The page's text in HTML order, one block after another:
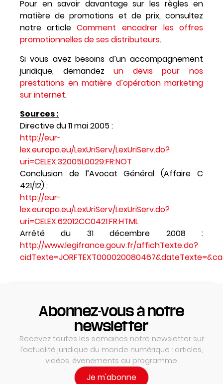
Pour en savoir davantage sur les règles en
matière de promotions et de prix, consultez
notre articleComment encadrer les offres
promotionnelles de ses distributeurs.
Si vous avez besoins d’un accompagnement
juridique, demandezun devis pour nos
prestations en matière d’opération marketing
sur internet.
Sources :
Directive du 11 mai 2005 :
http://eur-
lex.europa.eu/LexUriServ/LexUriServ.do?
uri=CELEX:32005L0029:FR:NOT
Conclusion de l’Avocat Général (Affaire C
421/12) :
http://eur-
lex.europa.eu/LexUriServ/LexUriServ.do?
uri=CELEX:62012CC0421:FR:HTML
Arrêté du 31 décembre 2008 :
http://www.legifrance.gouv.fr/affichTexte.do?
Abonnez-vous à notre
newsletter
Recevez toutes les semaines notre newsletter sur
l’actualité juridique du monde numérique : articles,
vidéos, évenements au programme.
Je m'abonne